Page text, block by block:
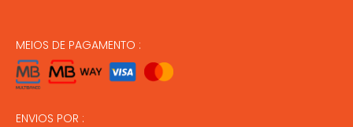
MEIOS DE PAGAMENTO :
ENVIOS POR :